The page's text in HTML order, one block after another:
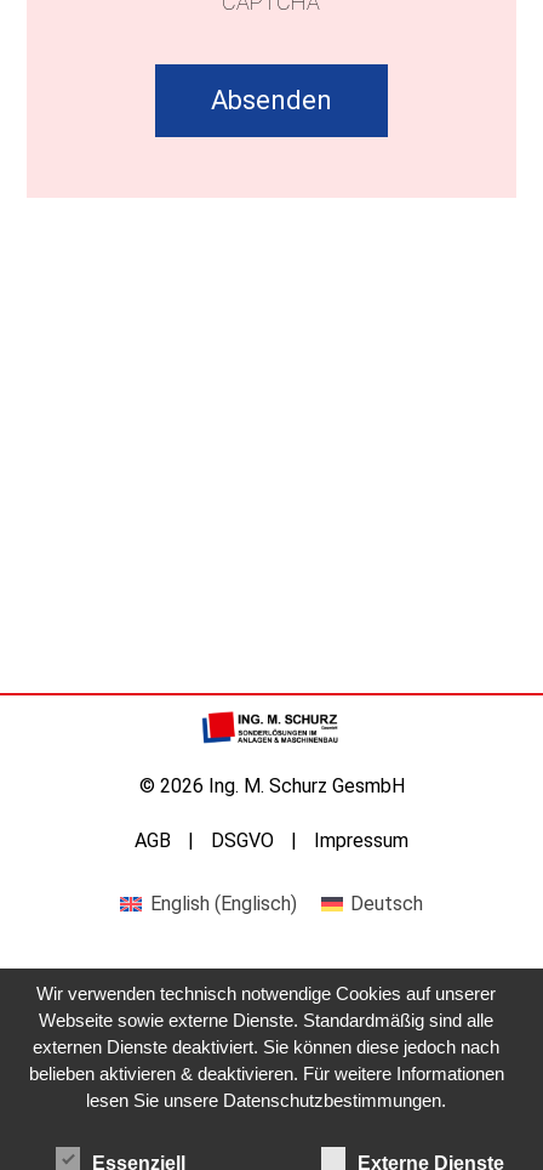
© 2026 Ing. M. Schurz GesmbH
AGB DSGVO Impressum
English(Englisch) Deutsch
Wir verwenden technisch notwendige Cookies auf unserer
Webseite sowie externe Dienste. Standardmäßig sind alle
externen Dienste deaktiviert. Sie können diese jedoch nach
belieben aktivieren & deaktivieren. Für weitere Informationen
lesen Sie unsere Datenschutzbestimmungen.
Essenziell Externe Dienste